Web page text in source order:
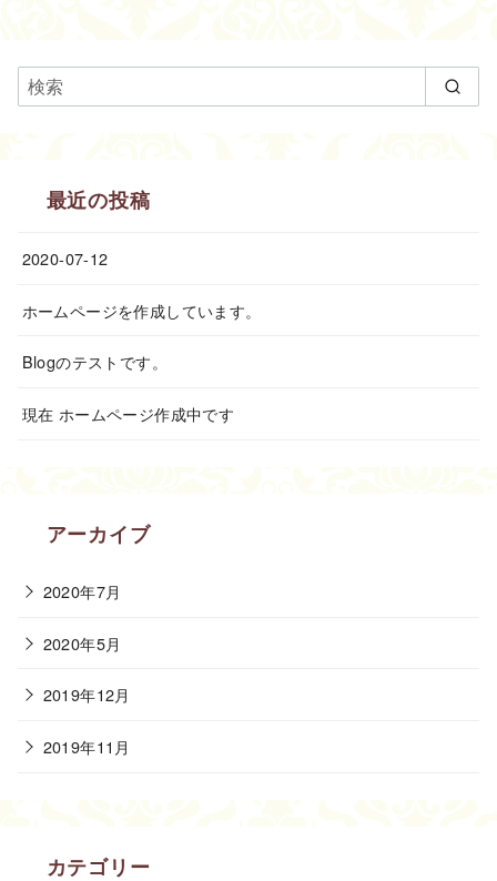
最近の投稿
2020-07-12
ホームページを作成しています。
Blogのテストです。
現在 ホームページ作成中です
アーカイブ
2020年7月
2020年5月
2019年12月
2019年11月
カテゴリー